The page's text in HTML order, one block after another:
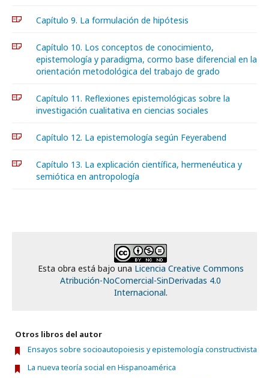
Capítulo 9. La formulación de hipótesis
Capítulo 10. Los conceptos de conocimiento,
epistemología y paradigma, cormo base diferencial en la
orientación metodológica del trabajo de grado
Capítulo 11. Reflexiones epistemológicas sobre la
investigación cualitativa en ciencias sociales
Capítulo 12. La epistemología según Feyerabend
Capítulo 13. La explicación científica, hermenéutica y
semiótica en antropología
Esta obra está bajo una Licencia Creative Commons
Atribución-NoComercial-SinDerivadas 4.0
Internacional.
Otros libros del autor
Ensayos sobre socioautopoiesis y epistemología constructivista
La nueva teoría social en Hispanoamérica